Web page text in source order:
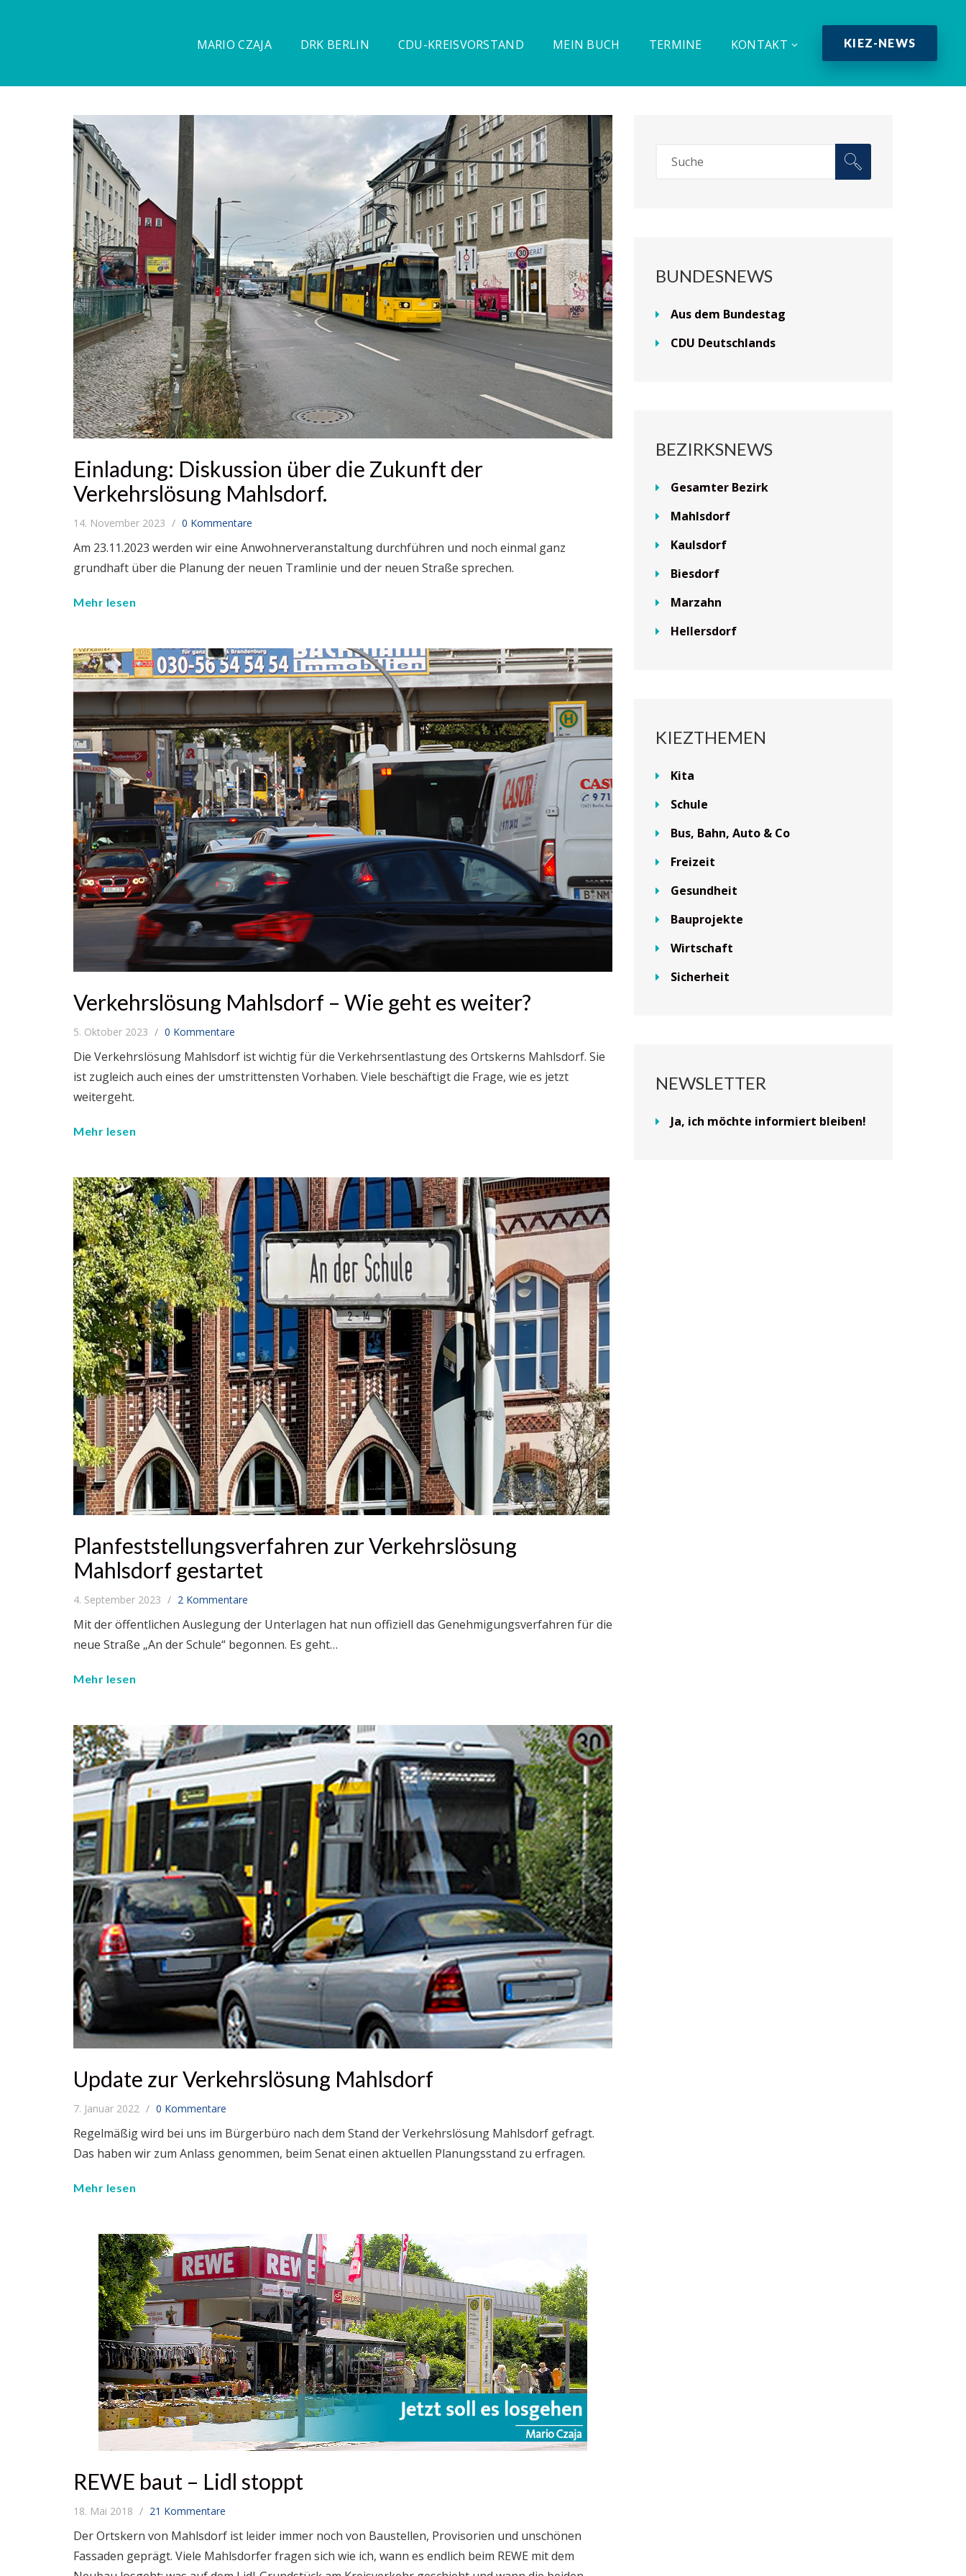
MARIO CZAJA DRK BERLIN CDU-KREISVORSTAND MEIN BUCH TERMINE KONTAKT KIEZ-NEWS
Einladung: Diskussion über die Zukunft der
Verkehrslösung Mahlsdorf.
14. November 2023 0 Kommentare
Am 23.11.2023 werden wir eine Anwohnerveranstaltung durchführen und noch einmal ganz
grundhaft über die Planung der neuen Tramlinie und der neuen Straße sprechen.
Mehr lesen
Verkehrslösung Mahlsdorf – Wie geht es weiter?
5. Oktober 2023 0 Kommentare
Die Verkehrslösung Mahlsdorf ist wichtig für die Verkehrsentlastung des Ortskerns Mahlsdorf. Sie
ist zugleich auch eines der umstrittensten Vorhaben. Viele beschäftigt die Frage, wie es jetzt
weitergeht.
Mehr lesen
Planfeststellungsverfahren zur Verkehrslösung
Mahlsdorf gestartet
4. September 2023 2 Kommentare
Mit der öffentlichen Auslegung der Unterlagen hat nun offiziell das Genehmigungsverfahren für die
neue Straße „An der Schule“ begonnen. Es geht…
Mehr lesen
Update zur Verkehrslösung Mahlsdorf
7. Januar 2022 0 Kommentare
Regelmäßig wird bei uns im Bürgerbüro nach dem Stand der Verkehrslösung Mahlsdorf gefragt.
Das haben wir zum Anlass genommen, beim Senat einen aktuellen Planungsstand zu erfragen.
Mehr lesen
REWE baut – Lidl stoppt
18. Mai 2018 21 Kommentare
Der Ortskern von Mahlsdorf ist leider immer noch von Baustellen, Provisorien und unschönen
Fassaden geprägt. Viele Mahlsdorfer fragen sich wie ich, wann es endlich beim REWE mit dem
BUNDESNEWS
Aus dem Bundestag
CDU Deutschlands
BEZIRKSNEWS
Gesamter Bezirk
Mahlsdorf
Kaulsdorf
Biesdorf
Marzahn
Hellersdorf
KIEZTHEMEN
Kita
Schule
Bus, Bahn, Auto & Co
Freizeit
Gesundheit
Bauprojekte
Wirtschaft
Sicherheit
NEWSLETTER
Ja, ich möchte informiert bleiben!